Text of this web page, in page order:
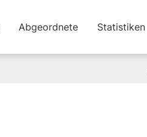
Abgeordnete Statistiken